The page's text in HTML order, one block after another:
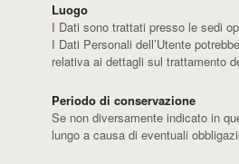
Luogo
I Dati sono trattati presso le sedi
I Dati Personali dell’Utente
relativa ai dettagli sul trattamento
Periodo di conservazione
Se non diversamente indicato in
lungo a causa di eventuali